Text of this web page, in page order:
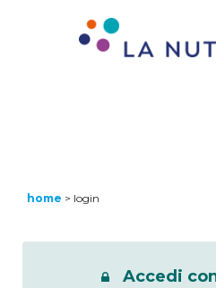
home > login
Accedi